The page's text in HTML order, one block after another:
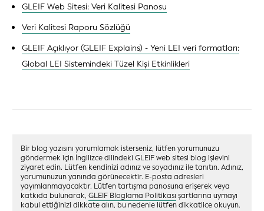
GLEIF Web Sitesi: Veri Kalitesi Panosu
Veri Kalitesi Raporu Sözlüğü
GLEIF Açıklıyor (GLEIF Explains) - Yeni LEI veri formatları:
Global LEI Sistemindeki Tüzel Kişi Etkinlikleri
Bir blog yazısını yorumlamak isterseniz, lütfen yorumunuzu
göndermek için İngilizce dilindeki GLEIF web sitesi blog işlevini
ziyaret edin. Lütfen kendinizi adınız ve soyadınız ile tanıtın. Adınız,
yorumunuzun yanında görünecektir. E-posta adresleri
yayımlanmayacaktır. Lütfen tartışma panosuna erişerek veya
katkıda bulunarak, GLEIF Bloglama Politikası şartlarına uymayı
kabul ettiğinizi dikkate alın, bu nedenle lütfen dikkatlice okuyun.